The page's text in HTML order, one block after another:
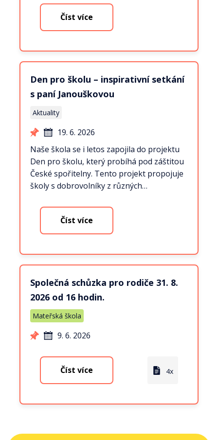
Číst více
Den pro školu – inspirativní setkání
s paní Janouškovou
Aktuality
19. 6. 2026
Naše škola se i letos zapojila do projektu
Den pro školu, který probíhá pod záštitou
České spořitelny. Tento projekt propojuje
školy s dobrovolníky z různých…
Číst více
Společná schůzka pro rodiče 31. 8.
2026 od 16 hodin.
Mateřská škola
9. 6. 2026
Číst více 4x